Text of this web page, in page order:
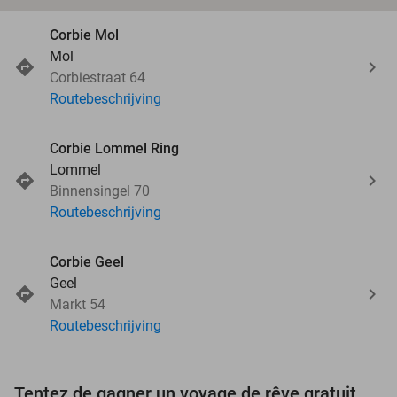
Corbie Mol
Mol
Corbiestraat 64
Routebeschrijving
Corbie Lommel Ring
Lommel
Binnensingel 70
Routebeschrijving
Corbie Geel
Geel
Markt 54
Routebeschrijving